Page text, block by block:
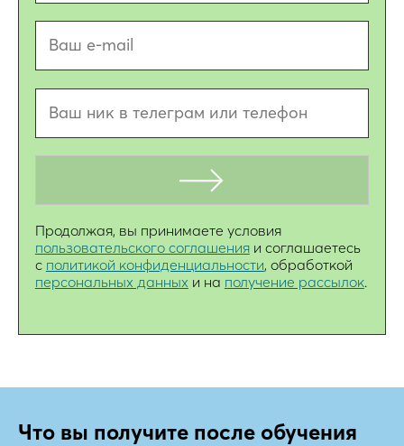
Продолжая, вы принимаете условия
пользовательского соглашенияи соглашаетесь
с политикой конфиденциальности, обработкой
персональных данных и на получение рассылок.
Что вы получите после обучения